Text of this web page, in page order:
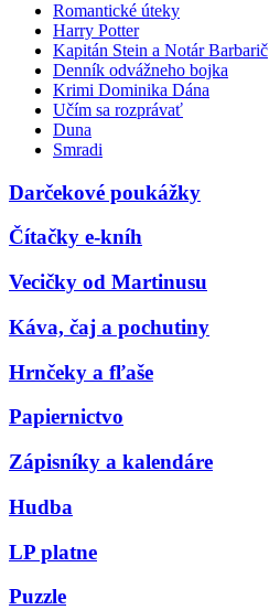
Romantické úteky
Harry Potter
Kapitán Stein a Notár Barbarič
Denník odvážneho bojka
Krimi Dominika Dána
Učím sa rozprávať
Duna
Smradi
Darčekové poukážky
Čítačky e-kníh
Vecičky od Martinusu
Káva, čaj a pochutiny
Hrnčeky a fľaše
Papiernictvo
Zápisníky a kalendáre
Hudba
LP platne
Puzzle